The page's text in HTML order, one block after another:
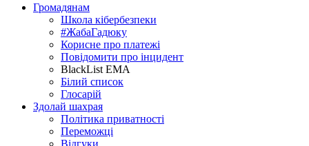
Громадянам
Школа кібербезпеки
#ЖабаГадюку
Корисне про платежі
Повідомити про інцидент
BlackList EMA
Білий список
Глосарій
Здолай шахрая
Політика приватності
Переможцi
Відгуки